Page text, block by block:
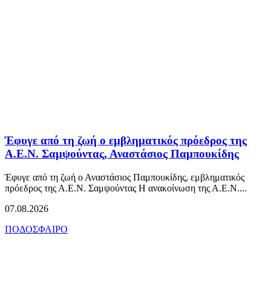
Έφυγε από τη ζωή ο εμβληματικός πρόεδρος της
Α.Ε.Ν. Σαμψούντας, Αναστάσιος Παμπουκίδης
Έφυγε από τη ζωή ο Αναστάσιος Παμπουκίδης, εμβληματικός
πρόεδρος της Α.Ε.Ν. Σαμψούντας Η ανακοίνωση της Α.Ε.Ν....
07.08.2026
ΠΟΔΟΣΦΑΙΡΟ